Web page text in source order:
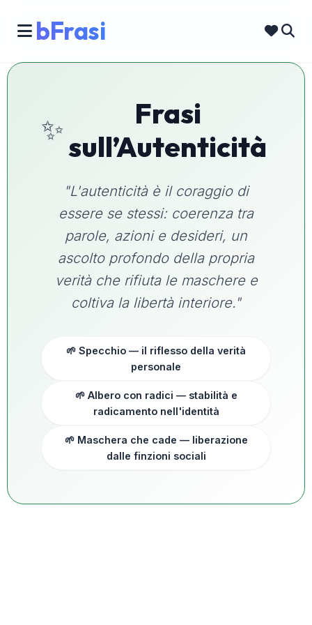
bFrasi
✨
Frasi
sull’Autenticità
"L'autenticità è il coraggio di
essere se stessi: coerenza tra
parole, azioni e desideri, un
ascolto profondo della propria
verità che rifiuta le maschere e
coltiva la libertà interiore."
🌱 Specchio — il riflesso della verità
personale
🌱 Albero con radici — stabilità e
radicamento nell'identità
🌱 Maschera che cade — liberazione
dalle finzioni sociali